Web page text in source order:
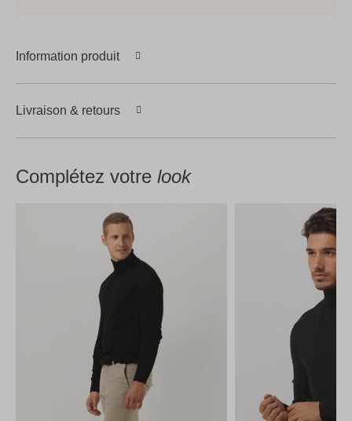
Information produit
Livraison & retours
Complétez votre look